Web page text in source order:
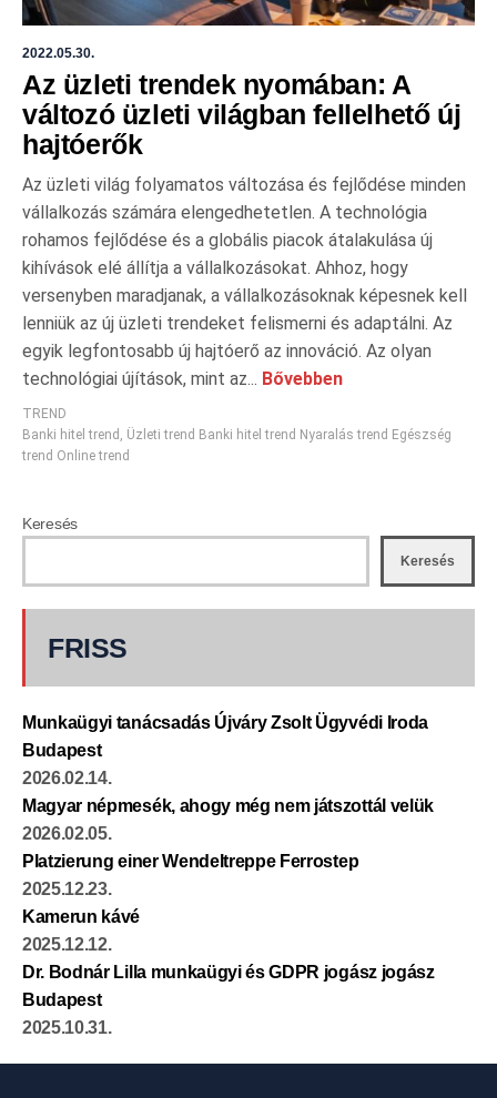
2022.05.30.
Az üzleti trendek nyomában: A
változó üzleti világban fellelhető új
hajtóerők
Az üzleti világ folyamatos változása és fejlődése minden
vállalkozás számára elengedhetetlen. A technológia
rohamos fejlődése és a globális piacok átalakulása új
kihívások elé állítja a vállalkozásokat. Ahhoz, hogy
versenyben maradjanak, a vállalkozásoknak képesnek kell
lenniük az új üzleti trendeket felismerni és adaptálni. Az
egyik legfontosabb új hajtóerő az innováció. Az olyan
technológiai újítások, mint az... Bővebben
TREND
Banki hitel trend , Üzleti trend Banki hitel trend Nyaralás trend Egészség
trend Online trend
Keresés
Keresés
FRISS
Munkaügyi tanácsadás Újváry Zsolt Ügyvédi Iroda
Budapest
2026.02.14.
Magyar népmesék, ahogy még nem játszottál velük
2026.02.05.
Platzierung einer Wendeltreppe Ferrostep
2025.12.23.
Kamerun kávé
2025.12.12.
Dr. Bodnár Lilla munkaügyi és GDPR jogász jogász
Budapest
2025.10.31.